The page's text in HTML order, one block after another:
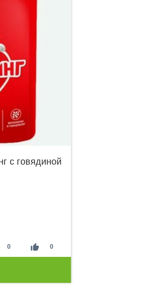
с говядиной
0 thumb_up 0